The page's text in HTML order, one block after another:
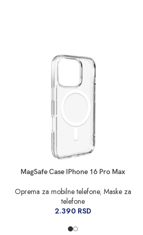
DODAJ U KORPU
MagSafe Case IPhone 16 Pro Max
Oprema za mobilne telefone, Maske za
telefone
2.390 RSD